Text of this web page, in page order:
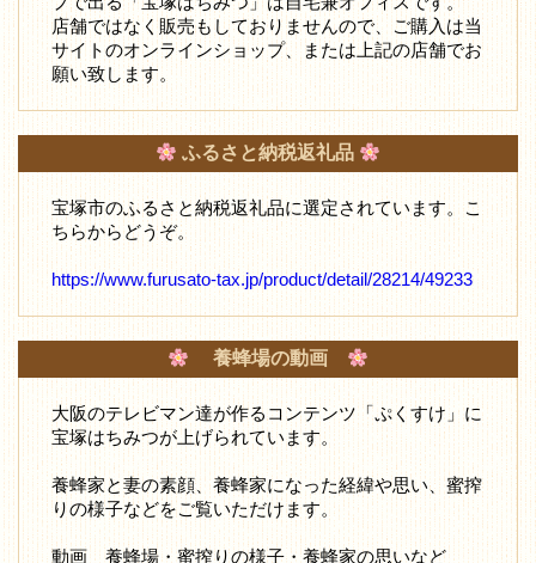
店舗ではなく販売もしておりませんので、ご購入は当
サイトのオンラインショップ、または上記の店舗でお
願い致します。
ふるさと納税返礼品
宝塚市のふるさと納税返礼品に選定されています。こ
ちらからどうぞ。
https://www.furusato-tax.jp/product/detail/28214/49233
養蜂場の動画
大阪のテレビマン達が作るコンテンツ「ぷくすけ」に
宝塚はちみつが上げられています。
養蜂家と妻の素顔、養蜂家になった経緯や思い、蜜搾
りの様子などをご覧いただけます。
動画 養蜂場・蜜搾りの様子・養蜂家の思いなど